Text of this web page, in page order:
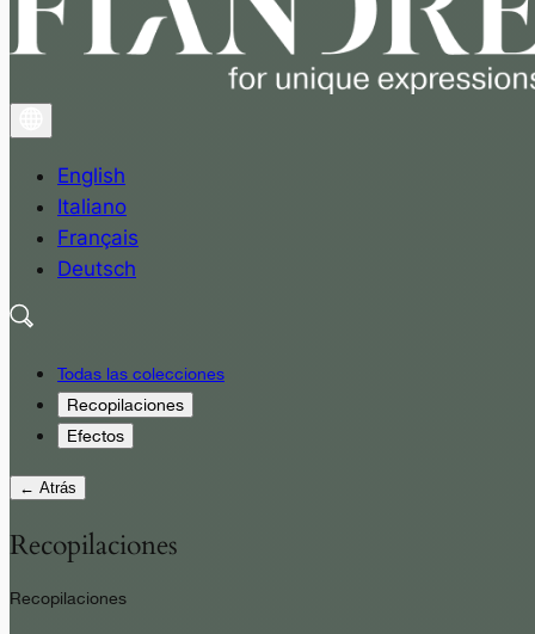
English
Italiano
Français
Deutsch
Todas las colecciones
Recopilaciones
Efectos
← Atrás
Recopilaciones
Recopilaciones